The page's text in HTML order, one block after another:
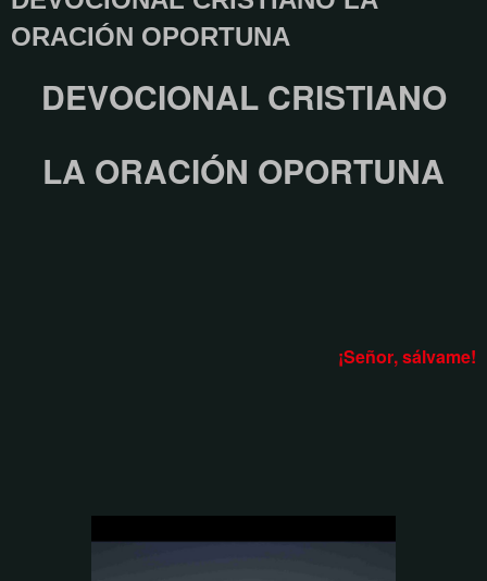
ORACIÓN OPORTUNA
DEVOCIONAL CRISTIANO
LA ORACIÓN OPORTUNA
¡Señor, sálvame!